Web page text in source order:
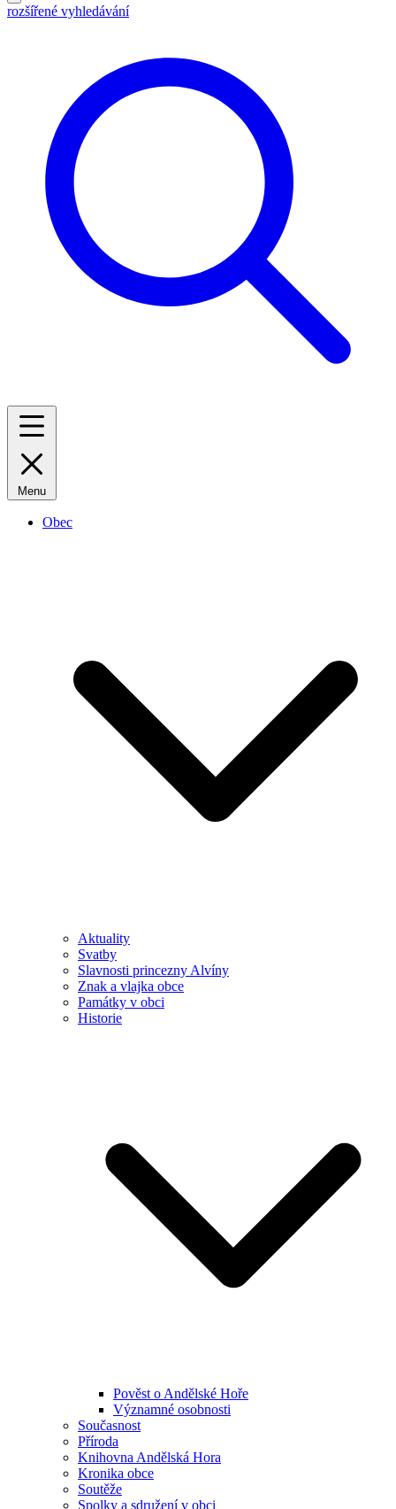
rozšířené vyhledávání
Menu
Obec
Aktuality
Svatby
Slavnosti princezny Alvíny
Znak a vlajka obce
Památky v obci
Historie
Pověst o Andělské Hoře
Významné osobnosti
Současnost
Příroda
Knihovna Andělská Hora
Kronika obce
Soutěže
Spolky a sdružení v obci